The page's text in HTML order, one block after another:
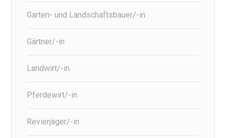
Garten- und Landschaftsbauer/-in
Gärtner/-in
Landwirt/-in
Pferdewirt/-in
Revierjäger/-in